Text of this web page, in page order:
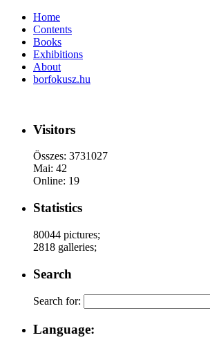
Home
Contents
Books
Exhibitions
About
borfokusz.hu
Visitors
Összes: 3731027
Mai: 42
Online: 19
Statistics
80044 pictures;
2818 galleries;
Search
Search for:
Language: